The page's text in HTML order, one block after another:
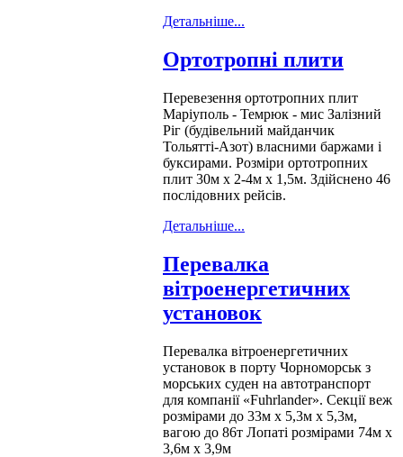
Детальніше...
Ортотропні плити
Перевезення ортотропних плит
Маріуполь - Темрюк - мис Залізний
Ріг (будівельний майданчик
Тольятті-Азот) власними баржами і
буксирами. Розміри ортотропних
плит 30м х 2-4м х 1,5м. Здійснено 46
послідовних рейсів.
Детальніше...
Перевалка
вітроенергетичних
установок
Перевалка вітроенергетичних
установок в порту Чорноморськ з
морських суден на автотранспорт
для компанії «Fuhrlander». Секції веж
розмірами до 33м х 5,3м х 5,3м,
вагою до 86т Лопаті розмірами 74м х
3,6м х 3,9м